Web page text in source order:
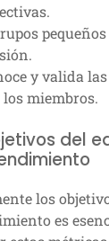
y valida
miembros.
del
los
es